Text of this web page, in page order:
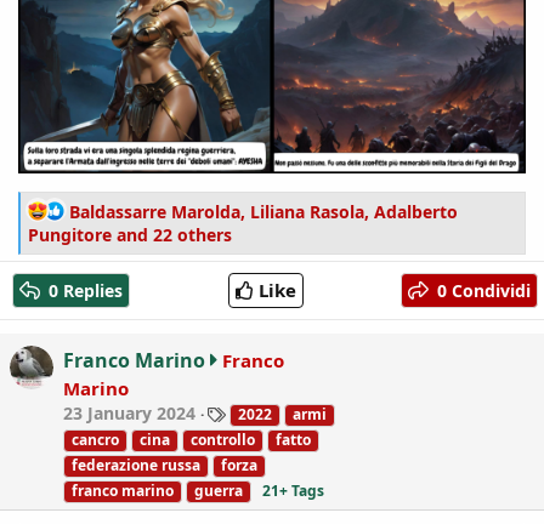
R
e
a
c
t
i
o
n
s
:
Baldassarre Marolda, Liliana Rasola, Adalberto
Pungitore and 22 others
0 Replies Like 0 Condividi
Franco Marino
Franco
Marino
23 January 2024
T
a
g
s
2022
armi
cancro
cina controllo
fatto
federazione russa
forza
franco marino
guerra 21+ Tags